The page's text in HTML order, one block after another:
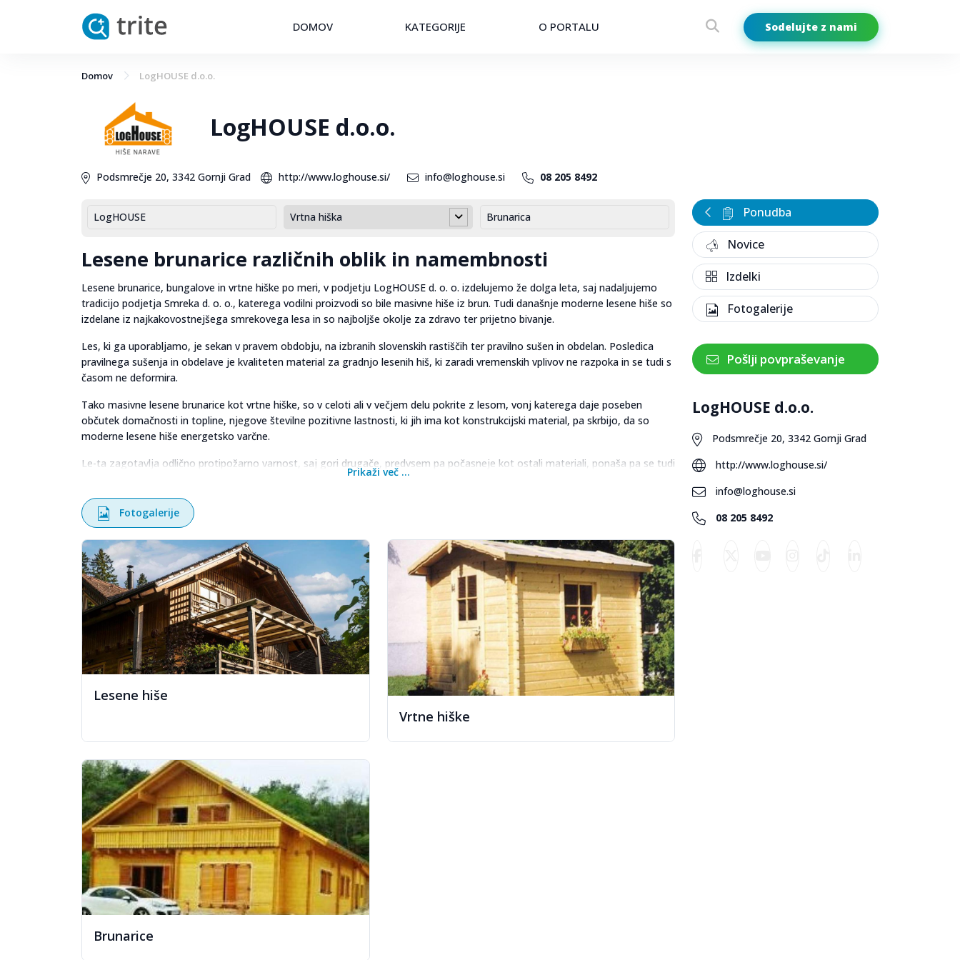
DOMOV KATEGORIJE O PORTALU Sodelujte z nami
Domov LogHOUSE d.o.o.
LogHOUSE d.o.o.
Podsmrečje 20, 3342 Gornji Grad http://www.loghouse.si/ info@loghouse.si 08 205 8492
LogHOUSE Vrtna hiška Brunarica
Lesene brunarice različnih oblik in namembnosti
Lesene brunarice, bungalove in vrtne hiške po meri, v podjetju LogHOUSE d. o. o. izdelujemo že dolga leta, saj nadaljujemo
tradicijo podjetja Smreka d. o. o., katerega vodilni proizvodi so bile masivne hiše iz brun. Tudi današnje moderne lesene hiše so
izdelane iz najkakovostnejšega smrekovega lesa in so najboljše okolje za zdravo ter prijetno bivanje.
Les, ki ga uporabljamo, je sekan v pravem obdobju, na izbranih slovenskih rastiščih ter pravilno sušen in obdelan. Posledica
pravilnega sušenja in obdelave je kvaliteten material za gradnjo lesenih hiš, ki zaradi vremenskih vplivov ne razpoka in se tudi s
časom ne deformira.
Tako masivne lesene brunarice kot vrtne hiške, so v celoti ali v večjem delu pokrite z lesom, vonj katerega daje poseben
občutek domačnosti in topline, njegove številne pozitivne lastnosti, ki jih ima kot konstrukcijski material, pa skrbijo, da so
moderne lesene hiše energetsko varčne.
Le-ta zagotavlja odlično protipožarno varnost, saj gori drugače, predvsem pa počasneje kot ostali materiali, ponaša pa se tudi
z visoko protipotresno zaščito. Zaradi svoje fleksibilnosti in načina gradnje, deluje skupaj s tresenjem tal, zato ne pride do
Lesene hiše ali brunarice
Vrtne hiše
Prikaži več ...
Fotogalerije
Lesene hiše
Vrtne hiške
Brunarice
Ponudba
Novice
Izdelki
Fotogalerije
Pošlji povpraševanje
LogHOUSE d.o.o.
Podsmrečje 20, 3342 Gornji Grad
http://www.loghouse.si/
info@loghouse.si
08 205 8492